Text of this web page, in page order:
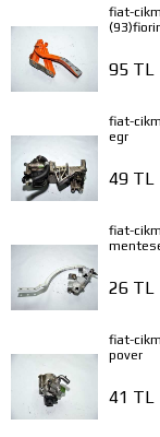
fiat-
95 TL
fiat-
egr
49 TL
fiat-
26 TL
fiat-
pover
41 TL